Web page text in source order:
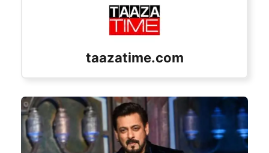
taazatime.com